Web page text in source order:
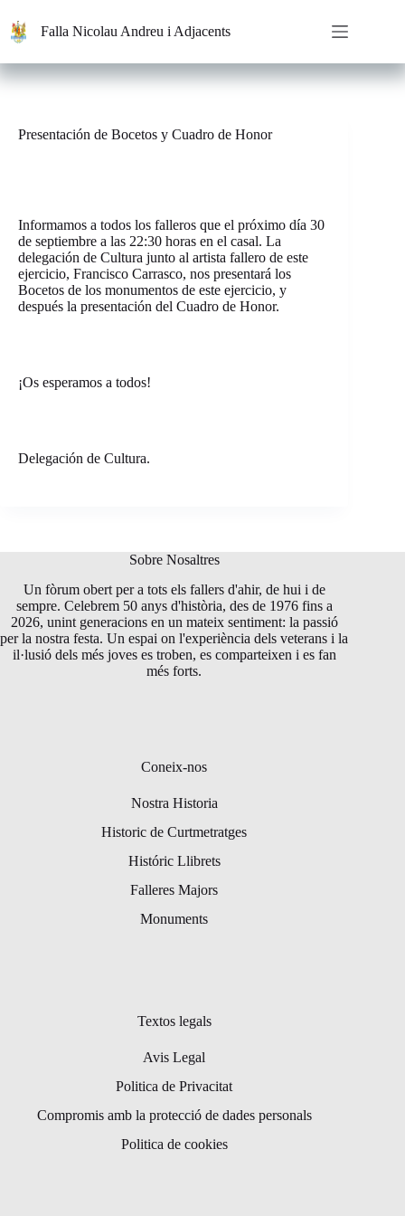
contenido
Falla Nicolau Andreu i Adjacents
Presentación de Bocetos y Cuadro de Honor
Informamos a todos los falleros que el próximo día 30
de septiembre a las 22:30 horas en el casal. La
delegación de Cultura junto al artista fallero de este
ejercicio, Francisco Carrasco, nos presentará los
Bocetos de los monumentos de este ejercicio, y
después la presentación del Cuadro de Honor.
¡Os esperamos a todos!
Delegación de Cultura.
Sobre Nosaltres
Un fòrum obert per a tots els fallers d'ahir, de hui i de
sempre. Celebrem 50 anys d'història, des de 1976 fins a
2026, unint generacions en un mateix sentiment: la passió
per la nostra festa. Un espai on l'experiència dels veterans i la
il·lusió dels més joves es troben, es comparteixen i es fan
més forts.
Coneix-nos
Nostra Historia
Historic de Curtmetratges
Históric Llibrets
Falleres Majors
Monuments
Textos legals
Avis Legal
Politica de Privacitat
Compromis amb la protecció de dades personals
Politica de cookies